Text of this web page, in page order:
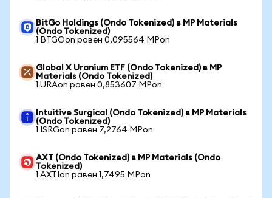
BitGo Holdings (Ondo Tokenized) в MP Materials
(Ondo Tokenized)
1 BTGOon равен 0,095564 MPon
Global X Uranium ETF (Ondo Tokenized) в MP
Materials (Ondo Tokenized)
1 URAon равен 0,853607 MPon
Intuitive Surgical (Ondo Tokenized) в MP Materials
(Ondo Tokenized)
1 ISRGon равен 7,2764 MPon
AXT (Ondo Tokenized) в MP Materials (Ondo
Tokenized)
1 AXTIon равен 1,7495 MPon